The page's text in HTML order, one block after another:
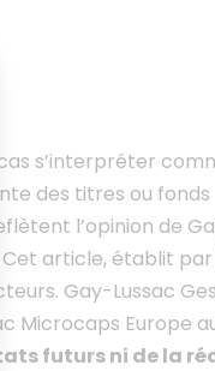
s’interpréter
des titres ou fonds
l’opinion de
article, établit par
Gay-Lussac
Microcaps Europe
futurs ni de la